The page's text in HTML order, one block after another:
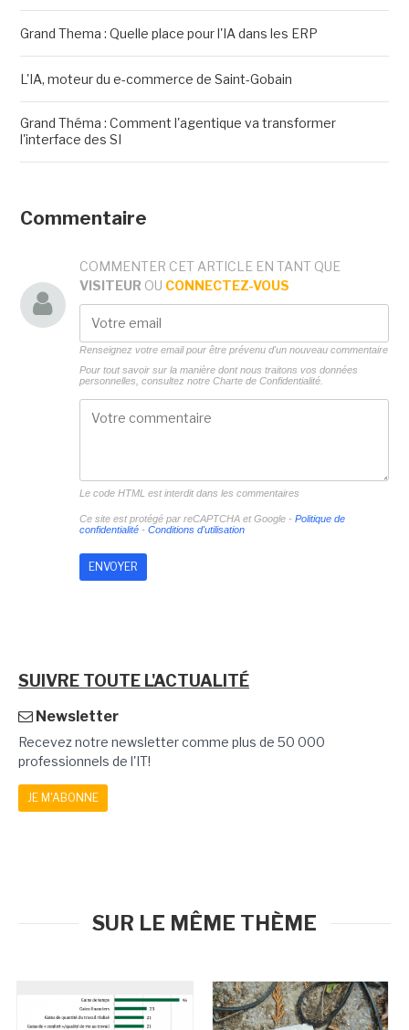
Grand Thema : Quelle place pour l'IA dans les ERP
L'IA, moteur du e-commerce de Saint-Gobain
Grand Théma : Comment l'agentique va transformer
l'interface des SI
Commentaire
COMMENTER CET ARTICLE EN TANT QUE
VISITEUR OU CONNECTEZ-VOUS
Renseignez votre email pour être prévenu d'un nouveau commentaire
Pour tout savoir sur la manière dont nous traitons vos données
personnelles, consultez notre Charte de Confidentialité.
Le code HTML est interdit dans les commentaires
Ce site est protégé par reCAPTCHA et Google - Politique de
confidentialité- Conditions d'utilisation
SUIVRE TOUTE L'ACTUALITÉ
Newsletter
Recevez notre newsletter comme plus de 50 000
professionnels de l'IT!
JE M'ABONNE
SUR LE MÊME THÈME